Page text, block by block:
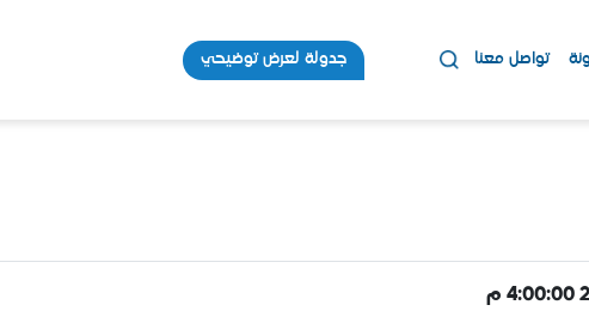
تواصل معنا جدولة لعرض توضيحي